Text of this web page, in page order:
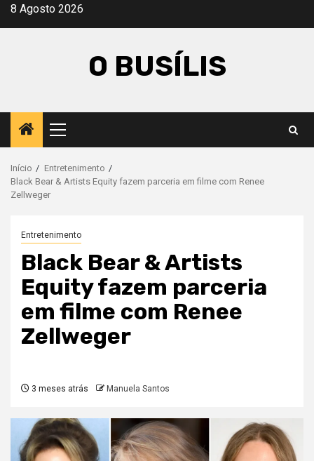
Avançar
8 Agosto 2026
O BUSÍLIS
Menu
principal
Início
Entretenimento
Black Bear & Artists Equity fazem parceria em filme com Renee
Zellweger
Entretenimento
Black Bear & Artists
Equity fazem parceria
em filme com Renee
Zellweger
3 meses atrás Manuela Santos